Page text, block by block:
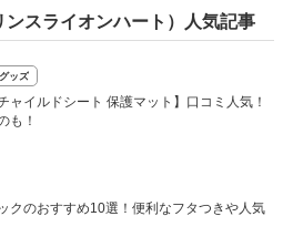
スライオンハート）人気記事
ッズ
ャイルドシート 保護マット】口コミ人気！
も！
クのおすすめ10選！便利なフタつきや人気